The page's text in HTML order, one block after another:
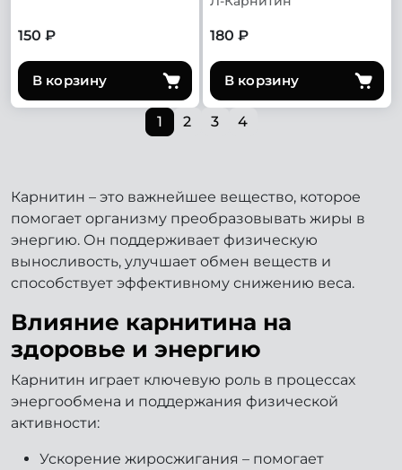
150 ₽
В корзину
180 ₽
В корзину
1 2 3 4
Карнитин – это важнейшее вещество, которое
помогает организму преобразовывать жиры в
энергию. Он поддерживает физическую
выносливость, улучшает обмен веществ и
способствует эффективному снижению веса.
Влияние карнитина на
здоровье и энергию
Карнитин играет ключевую роль в процессах
энергообмена и поддержания физической
активности:
Ускорение жиросжигания – помогает